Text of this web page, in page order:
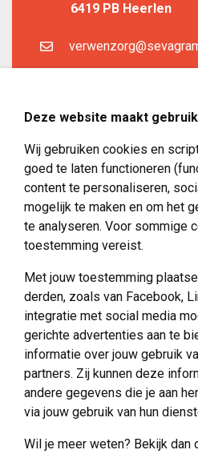
Deze website maakt
Wij gebruiken cookies en
goed te laten functioneren
content te personaliseren,
mogelijk te maken en om het
te analyseren. Voor sommige
toestemming vereist.
Met jouw toestemming
derden, zoals van Facebook,
integratie met social media
gerichte advertenties aan te
informatie over jouw gebruik
partners. Zij kunnen deze
andere gegevens die je aan
via jouw gebruik van hun
Wil je meer weten? Bekijk dan
6419 PB Heerlen
Over Sevagram
Over ons
Verwenzorg
Activiteiten
Nieuws
Doneren
Vrienden van
Vrijwilliger worden
Welzijn